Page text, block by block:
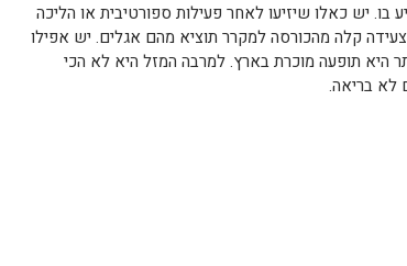
בו. יש כאלו שיזיעו לאחר פעילות ספורטיבית או הליכה
קלה מהכורסה למקרר תוציא מהם אגלים. יש אפילו
היא תופעה מוכרת בארץ. למרבה המזל היא לא הכי
לא בריאה.